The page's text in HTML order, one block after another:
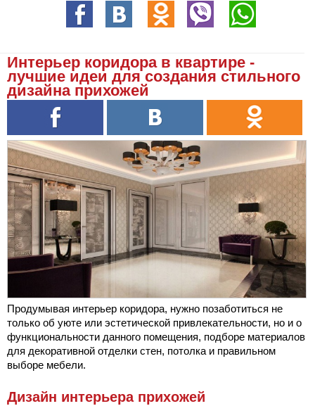
Интерьер коридора в квартире -
лучшие идеи для создания стильного
дизайна прихожей
Продумывая интерьер коридора, нужно позаботиться не
только об уюте или эстетической привлекательности, но и о
функциональности данного помещения, подборе материалов
для декоративной отделки стен, потолка и правильном
выборе мебели.
Дизайн интерьера прихожей